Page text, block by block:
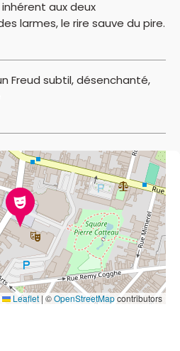
aux deux
larmes, le rire sauve du pire.
Freud subtil, désenchanté,
Leaflet | ©OpenStreetMapcontributors